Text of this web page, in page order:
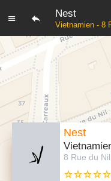
Nest
Vietnamien - 8
Nest
8 Rue du